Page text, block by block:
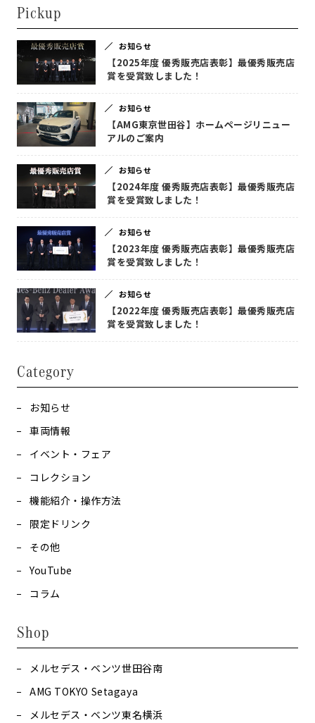
Pickup
お知らせ
【2025年度 優秀販売店表彰】最優秀販売店
賞を受賞致しました！
お知らせ
【AMG東京世田谷】ホームページリニュー
アルのご案内
お知らせ
【2024年度 優秀販売店表彰】最優秀販売店
賞を受賞致しました！
お知らせ
【2023年度 優秀販売店表彰】最優秀販売店
賞を受賞致しました！
お知らせ
【2022年度 優秀販売店表彰】最優秀販売店
賞を受賞致しました！
Category
お知らせ
車両情報
イベント・フェア
コレクション
機能紹介・操作方法
限定ドリンク
その他
YouTube
コラム
Shop
メルセデス・ベンツ世田谷南
AMG TOKYO Setagaya
メルセデス・ベンツ東名横浜